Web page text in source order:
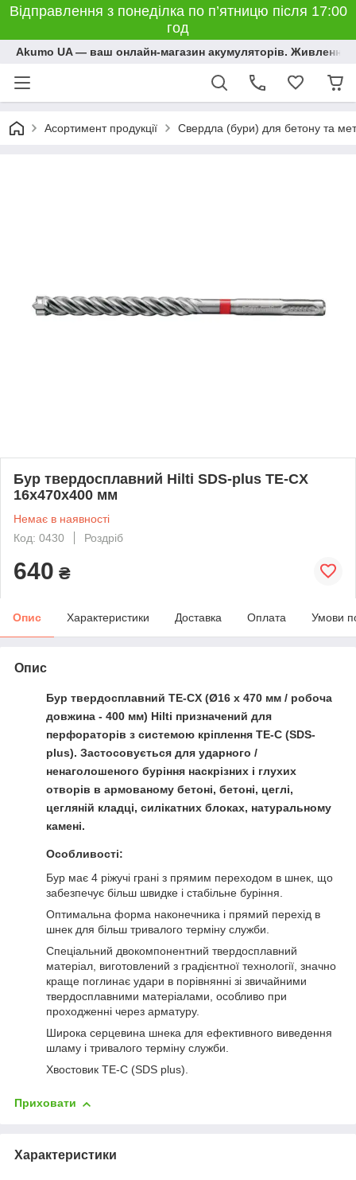
Відправлення з понеділка по п’ятницю після 17:00
год
Akumo UA — ваш онлайн-магазин акумуляторів. Живлення,
Асортимент продукції Свердла (бури) для бетону та
Бур твердосплавний Hilti SDS-plus TE-CX
16х470х400 мм
Немає в наявності
Код: 0430
Роздріб
640 ₴
Опис Характеристики Доставка Оплата Умови
Опис
Бур твердосплавний TE-CX (Ø16 х 470 мм / робоча
довжина - 400 мм) Hilti призначений для
перфораторів з системою кріплення TE-C (SDS-
plus). Застосовується для ударного /
ненаголошеного буріння наскрізних і глухих
отворів в армованому бетоні, бетоні, цеглі,
цегляній кладці, силікатних блоках, натуральному
камені.
Особливості:
Бур має 4 ріжучі грані з прямим переходом в шнек, що
забезпечує більш швидке і стабільне буріння.
Оптимальна форма наконечника і прямий перехід в
шнек для більш тривалого терміну служби.
Спеціальний двокомпонентний твердосплавний
матеріал, виготовлений з градієнтної технології, значно
краще поглинає удари в порівнянні зі звичайними
твердосплавними матеріалами, особливо при
проходженні через арматуру.
Широка серцевина шнека для ефективного виведення
шламу і тривалого терміну служби.
Хвостовик TE-C (SDS plus).
Приховати
Характеристики